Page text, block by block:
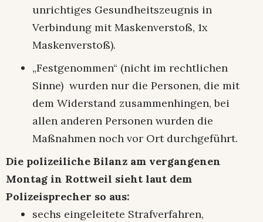
unrichtiges Gesundheitszeugnis in
Verbindung mit Maskenverstoß, 1x
Maskenverstoß).
„Festgenommen“ (nicht im rechtlichen
Sinne) wurden nur die Personen, die mit
dem Widerstand zusammenhingen, bei
allen anderen Personen wurden die
Maßnahmen noch vor Ort durchgeführt.
Die polizeiliche Bilanz am vergangenen
Montag in Rottweil sieht laut dem
Polizeisprecher so aus:
sechs eingeleitete Strafverfahren,